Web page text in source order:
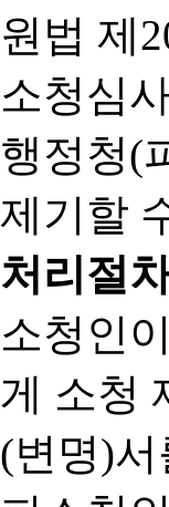
원법 제
소청심
행정청(
제기할
처리절
소청인
게 소청
(변명)